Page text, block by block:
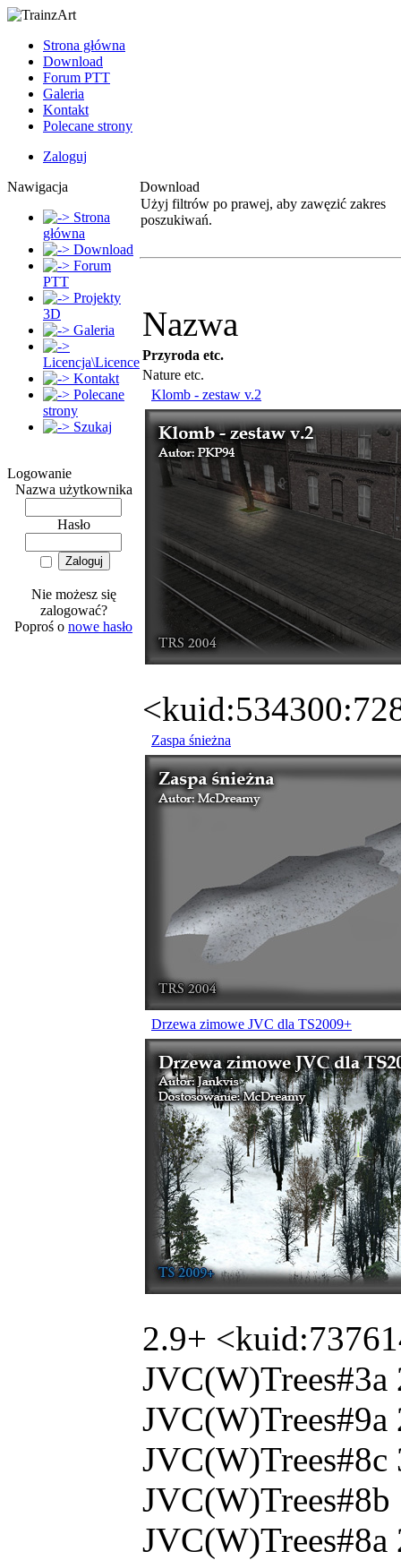
Strona główna
Download
Forum PTT
Galeria
Kontakt
Polecane strony
Zaloguj
Nawigacja
Strona
główna
Download
Forum
PTT
Projekty
3D
Galeria
Licencja\Licence
Kontakt
Polecane
strony
Szukaj
Logowanie
Nazwa użytkownika
Hasło
Nie możesz się
zalogować?
Poproś o nowe hasło
Download
Użyj filtrów po prawej, aby zawęzić zakres
poszukiwań.
Nazwa
Przyroda etc.
Nature etc.
Klomb - zestaw v.2
Zaspa śnieżna
Drzewa zimowe JVC dla TS2009+
2.9+